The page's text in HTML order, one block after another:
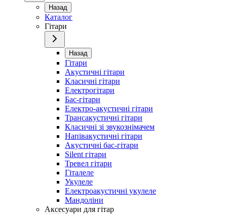
Назад
Каталог
Гітари
Назад
Гітари
Акустичні гітари
Класичні гітари
Електрогітари
Бас-гітари
Електро-акустичні гітари
Трансакустичні гітари
Класичні зі звукознімачем
Напівакустичні гітари
Акустичні бас-гітари
Silent гітари
Тревел гітари
Гіталеле
Укулеле
Електроакустичні укулеле
Мандоліни
Аксесуари для гітар